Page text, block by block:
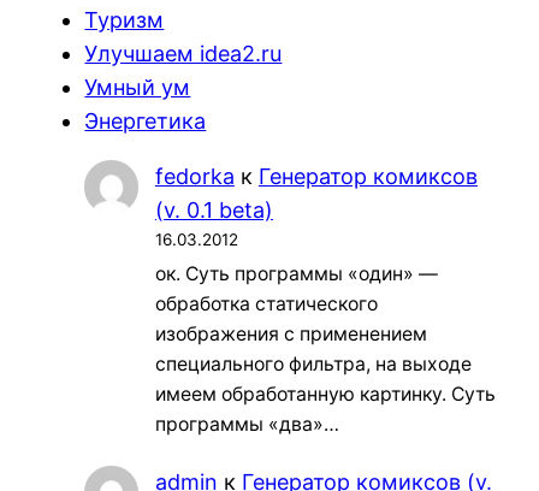
Туризм
Улучшаем idea2.ru
Умный ум
Энергетика
fedorka к Генератор комиксов
(v. 0.1 beta)
16.03.2012
ок. Суть программы «один» —
обработка статического
изображения с применением
специального фильтра, на выходе
имеем обработанную картинку. Суть
программы «два»…
admin к Генератор комиксов (v.